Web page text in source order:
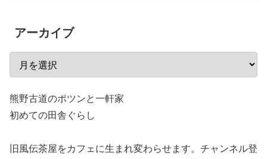
アーカイブ
熊野古道のポツンと一軒家
初めての田舎ぐらし
旧風伝茶屋をカフェに生まれ変わらせます。チャンネル登